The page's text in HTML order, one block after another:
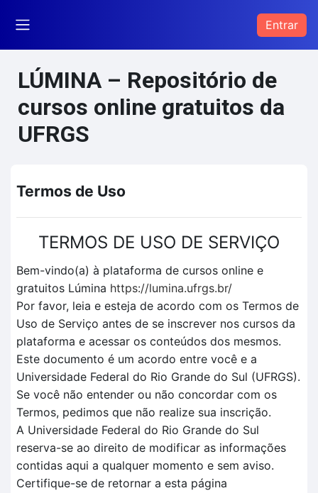
Entrar
LÚMINA – Repositório de
cursos online gratuitos da
UFRGS
Termos de Uso
TERMOS DE USO DE SERVIÇO
Bem-vindo(a) à plataforma de cursos online e
gratuitos Lúmina https://lumina.ufrgs.br/
Por favor, leia e esteja de acordo com os Termos de
Uso de Serviço antes de se inscrever nos cursos da
plataforma e acessar os conteúdos dos mesmos.
Este documento é um acordo entre você e a
Universidade Federal do Rio Grande do Sul (UFRGS).
Se você não entender ou não concordar com os
Termos, pedimos que não realize sua inscrição.
A Universidade Federal do Rio Grande do Sul
reserva-se ao direito de modificar as informações
contidas aqui a qualquer momento e sem aviso.
Certifique-se de retornar a esta página